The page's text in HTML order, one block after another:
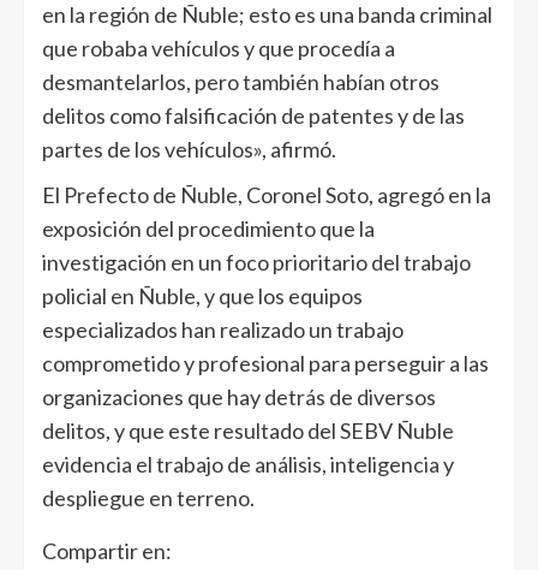
en la región de Ñuble; esto es una banda criminal
que robaba vehículos y que procedía a
desmantelarlos, pero también habían otros
delitos como falsificación de patentes y de las
partes de los vehículos», afirmó.
El Prefecto de Ñuble, Coronel Soto, agregó en la
exposición del procedimiento que la
investigación en un foco prioritario del trabajo
policial en Ñuble, y que los equipos
especializados han realizado un trabajo
comprometido y profesional para perseguir a las
organizaciones que hay detrás de diversos
delitos, y que este resultado del SEBV Ñuble
evidencia el trabajo de análisis, inteligencia y
despliegue en terreno.
Compartir en: